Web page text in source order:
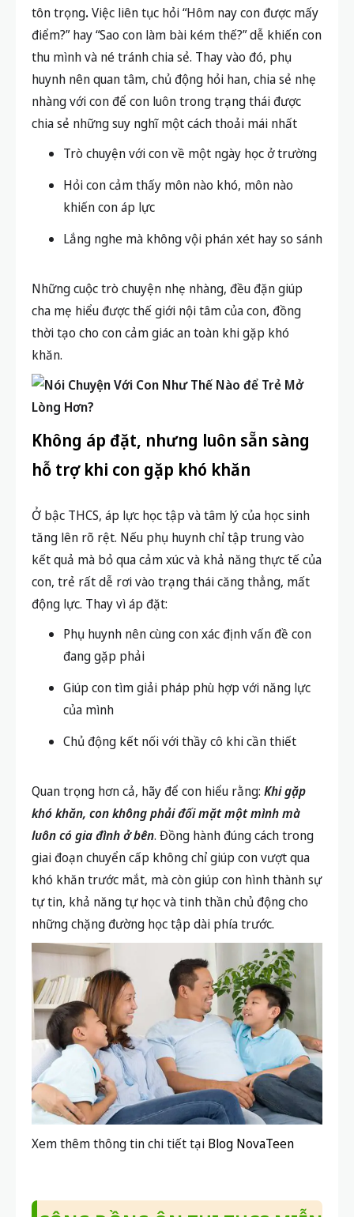
tôn trọng.Việc liên tục hỏi “Hôm nay con được mấy
điểm?” hay “Sao con làm bài kém thế?” dễ khiến con
thu mình và né tránh chia sẻ. Thay vào đó, phụ
huynh nên quan tâm, chủ động hỏi han, chia sẻ nhẹ
nhàng với con để con luôn trong trạng thái được
chia sẻ những suy nghĩ một cách thoải mái nhất
Trò chuyện với con về một ngày học ở trường
Hỏi con cảm thấy môn nào khó, môn nào
khiến con áp lực
Lắng nghe mà không vội phán xét hay so sánh
Những cuộc trò chuyện nhẹ nhàng, đều đặn giúp
cha mẹ hiểu được thế giới nội tâm của con, đồng
thời tạo cho con cảm giác an toàn khi gặp khó
khăn.
Không áp đặt, nhưng luôn sẵn sàng
hỗ trợ khi con gặp khó khăn
Ở bậc THCS, áp lực học tập và tâm lý của học sinh
tăng lên rõ rệt. Nếu phụ huynh chỉ tập trung vào
kết quả mà bỏ qua cảm xúc và khả năng thực tế của
con, trẻ rất dễ rơi vào trạng thái căng thẳng, mất
động lực. Thay vì áp đặt:
Phụ huynh nên cùng con xác định vấn đề con
đang gặp phải
Giúp con tìm giải pháp phù hợp với năng lực
của mình
Chủ động kết nối với thầy cô khi cần thiết
Quan trọng hơn cả, hãy để con hiểu rằng: Khi gặp
khó khăn, con không phải đối mặt một mình mà
luôn có gia đình ở bên. Đồng hành đúng cách trong
giai đoạn chuyển cấp không chỉ giúp con vượt qua
khó khăn trước mắt, mà còn giúp con hình thành sự
tự tin, khả năng tự học và tinh thần chủ động cho
những chặng đường học tập dài phía trước.
Xem thêm thông tin chi tiết tại Blog NovaTeen